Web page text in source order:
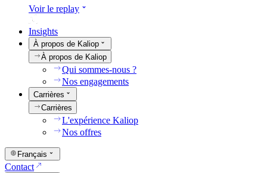
Voir le replay
Insights
À propos de Kaliop
À propos de Kaliop
Qui sommes-nous ?
Nos engagements
Carrières
Carrières
L'expérience Kaliop
Nos offres
Français
Contact